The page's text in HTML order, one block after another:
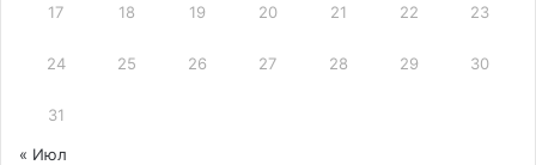
17 18 19 20 21 22 23
24 25 26 27 28 29 30
31
« Июл